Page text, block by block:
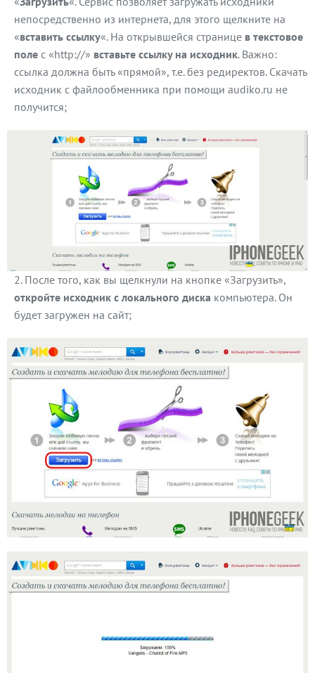
непосредственно из интернета, для этого щелкните на
«вставить ссылку«. На открывшейся странице в текстовое
поле с «http://» вставьте ссылку на исходник. Важно:
ссылка должна быть «прямой», т.е. без редиректов. Скачать
исходник с файлообменника при помощи audiko.ru не
получится;
После того, как вы щелкнули на кнопке «Загрузить»,
откройте исходник с локального диска компьютера. Он
будет загружен на сайт;